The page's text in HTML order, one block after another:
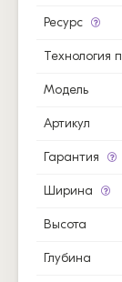
Ресурс
Технология
Модель
Артикул
Гарантия
Ширина
Высота
Глубина